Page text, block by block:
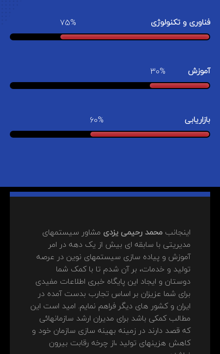
فناوری و تکنولوژی 75
آموزش 30
بازاریابی 60
اینجانب محمد رحیمی یزدی مشاور سیستمهای
مدیریتی با سابقه ای بیش از یک دهه در امر
آموزش و پیاده سازی سیستمهای نوین در عرصه
تولید و خدمات، بر آن شدم تا با کمک شما
دوستان و ایجاد این پایگاه خبری اطلاعات مفیدی
برای شما عزیزان بر اساس تجارب بدست آمده در
ایران و کشور های دیگر فراهم نمایم. امید است این
مطالب کمکی باشد برای مدیران ارشد سازمانهائی
که قصد دارند در زمینه بهینه سازی سازمان خود و
کاهش هزینهای تولید ،از چرخه رقابت بیرون